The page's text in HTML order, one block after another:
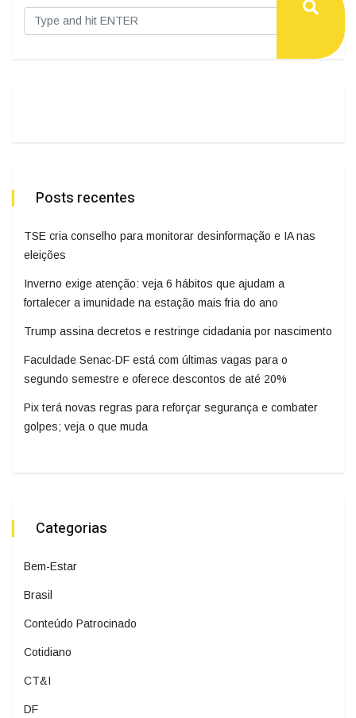
Posts recentes
TSE cria conselho para monitorar desinformação e IA nas
eleições
Inverno exige atenção: veja 6 hábitos que ajudam a
fortalecer a imunidade na estação mais fria do ano
Trump assina decretos e restringe cidadania por nascimento
Faculdade Senac-DF está com últimas vagas para o
segundo semestre e oferece descontos de até 20%
Pix terá novas regras para reforçar segurança e combater
golpes; veja o que muda
Categorias
Bem-Estar
Brasil
Conteúdo Patrocinado
Cotidiano
CT&I
DF